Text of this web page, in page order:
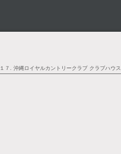
１７. 沖縄ロイヤルカントリークラブ クラブハウス